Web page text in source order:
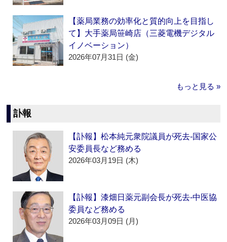
【薬局業務の効率化と質的向上を目指し
て】大手薬局笹崎店（三菱電機デジタル
イノベーション）
2026年07月31日 (金)
もっと見る »
訃報
【訃報】松本純元衆院議員が死去‐国家公
安委員長など務める
2026年03月19日 (木)
【訃報】漆畑日薬元副会長が死去‐中医協
委員など務める
2026年03月09日 (月)